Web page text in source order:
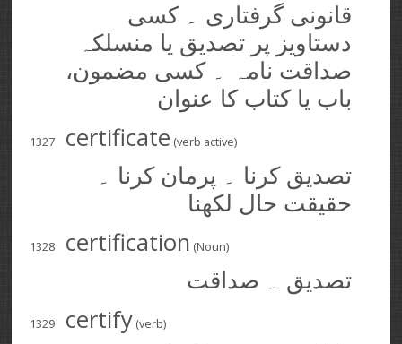
قانونی گرفتاری ۔ کسی
دستاویز پر تصدیق یا منسلکہ
صداقت نامہ ۔ کسی مضمون،
باب یا کتاب کا عنوان
1327 certificate (verb active)
تصدیق کرنا ۔ پرمان کرنا ۔
حقیقت حال لکھنا
1328 certification (Noun)
تصدیق ۔ صداقت
1329 certify (verb)